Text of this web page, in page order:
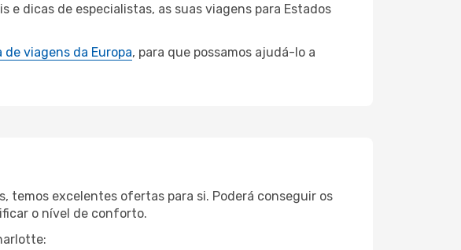
e dicas de especialistas, as suas viagens para Estados
de viagens da Europa, para que possamos ajudá-lo a
temos excelentes ofertas para si. Poderá conseguir os
o nível de conforto.